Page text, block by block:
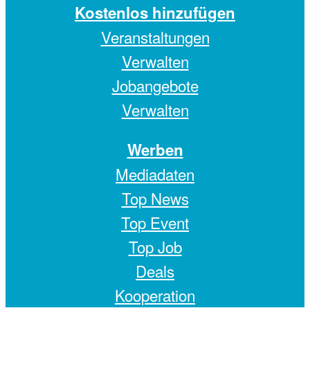
Kostenlos hinzufügen
Veranstaltungen
Verwalten
Jobangebote
Verwalten
Werben
Mediadaten
Top News
Top Event
Top Job
Deals
Kooperation